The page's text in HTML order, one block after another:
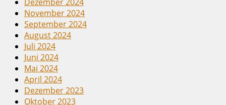
November 2024
September 2024
August 2024
Juli 2024
Juni 2024
Mai 2024
April 2024
Dezember 2023
Oktober 2023